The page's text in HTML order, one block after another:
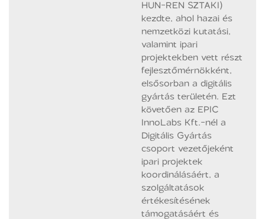
HUN-REN SZTAKI)
kezdte, ahol hazai és
nemzetközi kutatási,
valamint ipari
projektekben vett részt
fejlesztőmérnökként,
elsősorban a digitális
gyártás területén. Ezt
követően az EPIC
InnoLabs Kft.-nél a
Digitális Gyártás
csoport vezetőjeként
ipari projektek
koordinálásáért, a
szolgáltatások
értékesítésének
támogatásáért és